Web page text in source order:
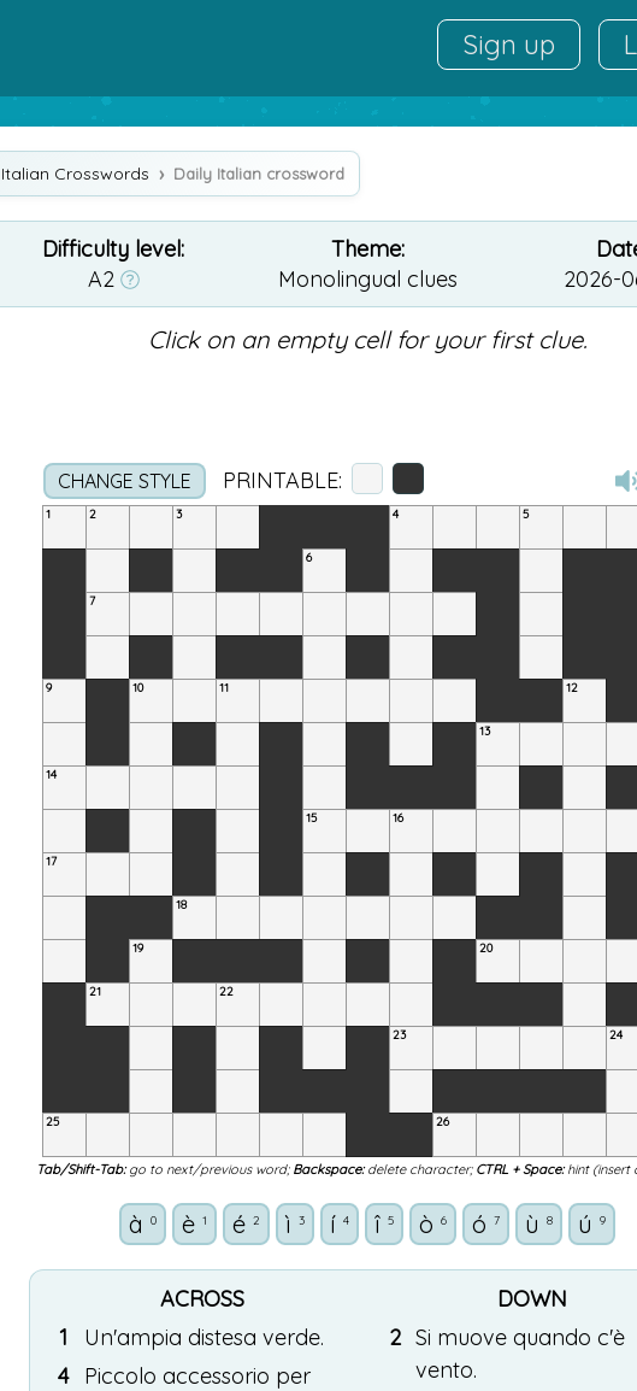
Sign up
Italian Crosswords Daily Italian crossword
Difficulty level:
A2
Theme:
Monolingual clues
2026-
Click on an empty cell for your first clue.
CHANGE STYLE PRINTABLE:
1 2 3 4 5
6
7
9 10 11 12
13
14
15 16
17
18
19 20
21 22
23 24
25 26
Tab/Shift-Tab:go to next/previous word; Backspace:delete character; CTRL + Space:hint (insert
à 0 è 1 é 2 ì 3 í 4 î 5 ò 6 ó 7 ù 8 ú 9
ACROSS
1
Un'ampia distesa verde.
4
Piccolo accessorio per
DOWN
2 Si muove quando c'è
vento.